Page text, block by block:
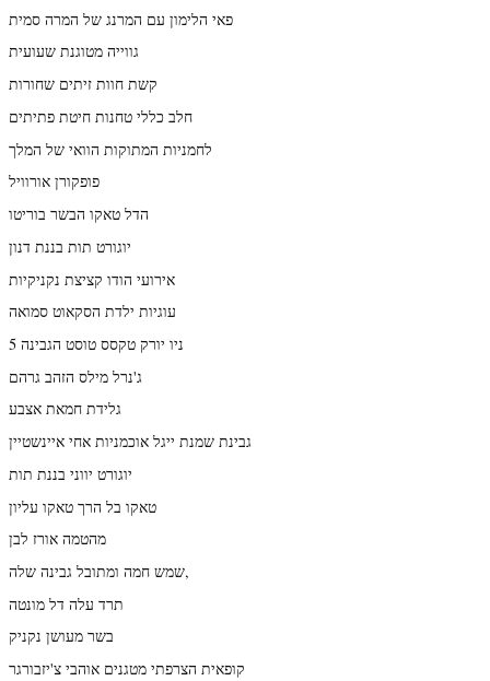
פאי הלימון עם המרנג של המרה סמית
גווייה מטוגנת שעועית
קשת חוות זיתים שחורות
חלב כללי טחנות חיטת פתיתים
לחמניות המתוקות הוואי של המלך
פופקורן אורוויל
הדל טאקו הבשר בוריטו
יוגורט תות בננת דנון
אירועי הודו קציצת נקניקיות
עוגיות ילדת הסקאוט סמואה
ניו יורק טקסס טוסט הגבינה 5
ג'נרל מילס הזהב גרהם
גלידת חמאת אצבע
גבינת שמנת ייגל אוכמניות אחי איינשטיין
יוגורט יווני בננת תות
טאקו בל הרך טאקו עליון
מהטמה אורז לבן
שמש חמה ומתובל גבינה שלה,
תרד עלה דל מונטה
בשר מעושן נקניק
קופאית הצרפתי מטגנים אוהבי צ'יזבורגר